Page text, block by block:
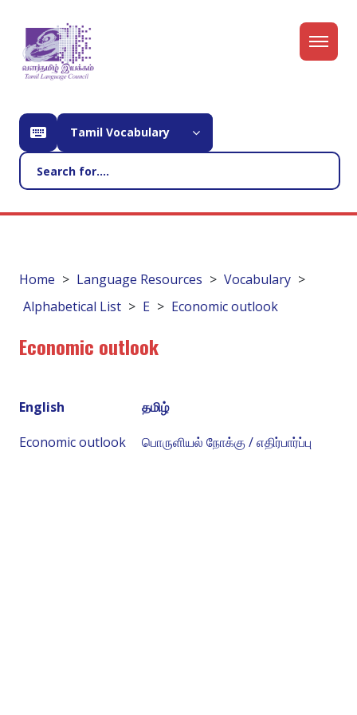
Tamil Vocabulary
Home Language Resources
Vocabulary
Alphabetical List
E Economic outlook
Economic outlook
English
தமிழ்
Economic outlook
பொருளியல் நோக்கு / எதிர்பார்ப்பு